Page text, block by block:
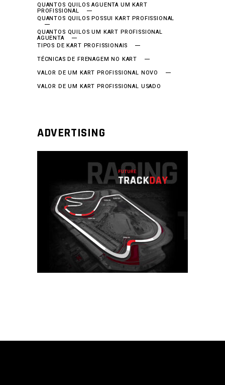
QUANTOS QUILOS AGUENTA UM KART
PROFISSIONAL
QUANTOS QUILOS POSSUI KART PROFISSIONAL
QUANTOS QUILOS UM KART PROFISSIONAL
AGUENTA
TIPOS DE KART PROFISSIONAIS
TÉCNICAS DE FRENAGEM NO KART
VALOR DE UM KART PROFISSIONAL NOVO
VALOR DE UM KART PROFISSIONAL USADO
ADVERTISING